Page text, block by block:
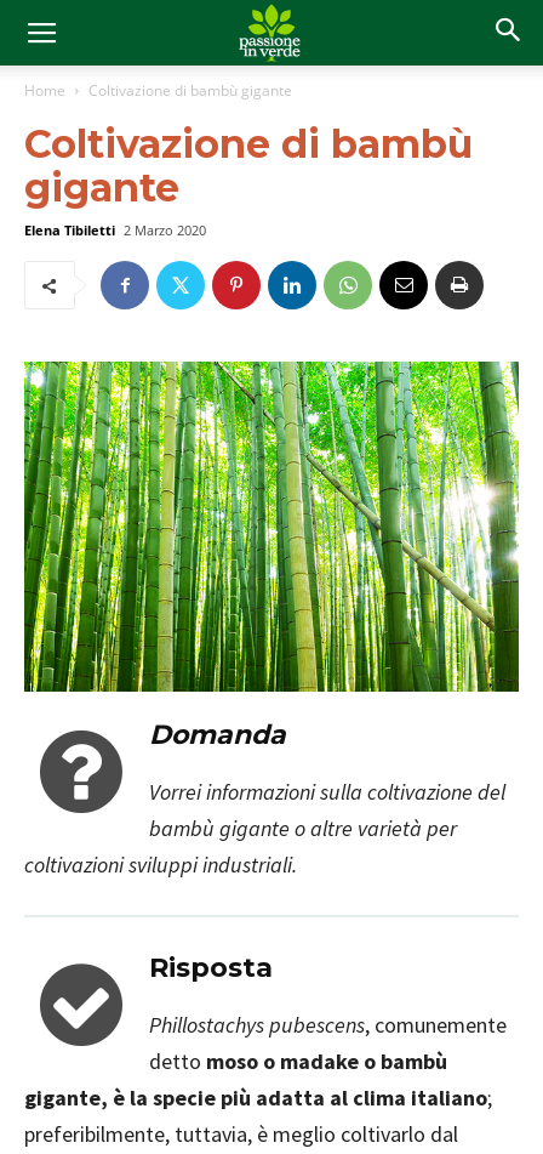
Home Coltivazione di bambù gigante
Coltivazione di bambù
gigante
Elena Tibiletti 2 Marzo 2020
Domanda
Vorrei informazioni sulla coltivazione del
bambù gigante o altre varietà per
coltivazioni sviluppi industriali.
Risposta
Phillostachys pubescens, comunemente
detto moso o madake o bambù
gigante, è la specie più adatta al clima italiano;
preferibilmente, tuttavia, è meglio coltivarlo dal